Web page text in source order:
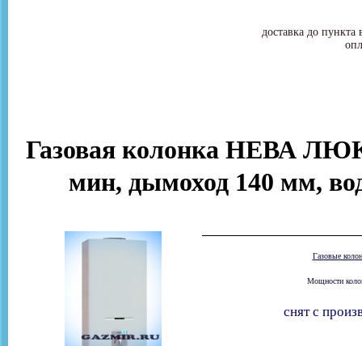
доставка до
Газовая колонка НЕВА
мин, дымоход 140 мм,
Газовые
Мощности
снят с